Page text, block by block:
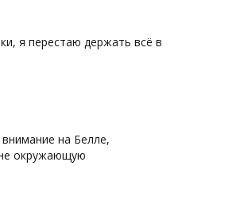
я перестаю держать всё в
на Белле,
окружающую